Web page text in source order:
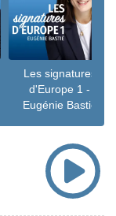
Les signatures
d'Europe 1 -
Eugénie Bastié